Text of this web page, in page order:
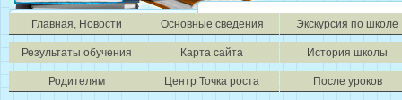
Главная, Новости Основные сведения Экскурсия по школе
Результаты обучения Карта сайта История школы
Родителям Центр Точка роста После уроков